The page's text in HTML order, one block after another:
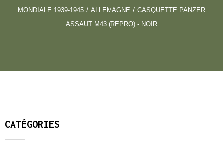
MONDIALE 1939-1945
ALLEMAGNE
CASQUETTE PANZER
ASSAUT M43 (REPRO) - NOIR
CATÉGORIES